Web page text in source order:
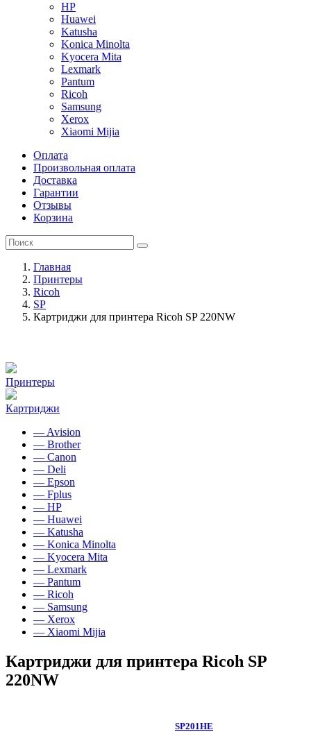
HP
Huawei
Katusha
Konica Minolta
Kyocera Mita
Lexmark
Pantum
Ricoh
Samsung
Xerox
Xiaomi Mijia
Оплата
Произвольная оплата
Доставка
Гарантии
Отзывы
Корзина
Главная
Принтеры
Ricoh
SP
Картриджи для принтера Ricoh SP 220NW
Принтеры
Картриджи
— Avision
— Brother
— Canon
— Deli
— Epson
— Fplus
— HP
— Huawei
— Katusha
— Konica Minolta
— Kyocera Mita
— Lexmark
— Pantum
— Ricoh
— Samsung
— Xerox
— Xiaomi Mijia
Картриджи для принтера Ricoh SP
220NW
SP201HE